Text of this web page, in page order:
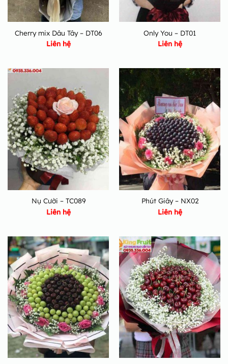
Cherry mix Dâu Tây – DT06
Liên hệ
Only You – DT01
Liên hệ
Nụ Cười – TC089
Liên hệ
Phút Giây – NX02
Liên hệ